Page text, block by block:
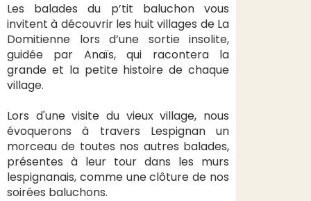
Les balades du p’tit baluchon vous
invitent à découvrir les huit villages de La
Domitienne lors d’une sortie insolite,
guidée par Anaïs, qui racontera la
grande et la petite histoire de chaque
village.
Lors d'une visite du vieux village, nous
évoquerons à travers Lespignan un
morceau de toutes nos autres balades,
présentes à leur tour dans les murs
lespignanais, comme une clôture de nos
soirées baluchons.